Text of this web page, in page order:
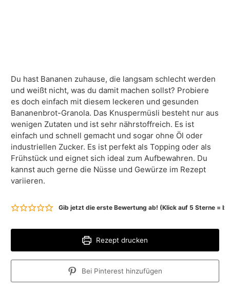
Du hast Bananen zuhause, die langsam schlecht werden
und weißt nicht, was du damit machen sollst? Probiere
es doch einfach mit diesem leckeren und gesunden
Bananenbrot-Granola. Das Knuspermüsli besteht nur aus
wenigen Zutaten und ist sehr nährstoffreich. Es ist
einfach und schnell gemacht und sogar ohne Öl oder
industriellen Zucker. Es ist perfekt als Topping oder als
Frühstück und eignet sich ideal zum Aufbewahren. Du
kannst auch gerne die Nüsse und Gewürze im Rezept
variieren.
Gib jetzt die erste Bewertung ab! (Klick auf 5 Sterne =
Rezept drucken
Bei Pinterest hinzufügen